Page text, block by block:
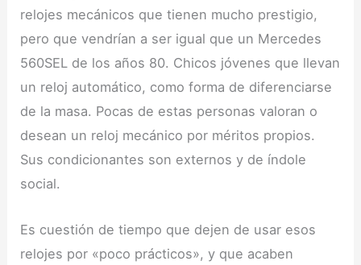
relojes mecánicos que tienen mucho prestigio,
pero que vendrían a ser igual que un Mercedes
560SEL de los años 80. Chicos jóvenes que llevan
un reloj automático, como forma de diferenciarse
de la masa. Pocas de estas personas valoran o
desean un reloj mecánico por méritos propios.
Sus condicionantes son externos y de índole
social.
Es cuestión de tiempo que dejen de usar esos
relojes por «poco prácticos», y que acaben